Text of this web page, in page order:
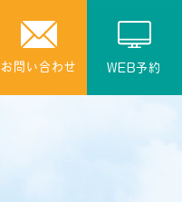
お問い合わせ WEB予約